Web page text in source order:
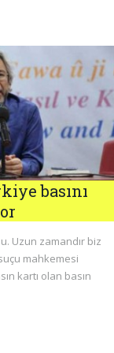
basını
Uzun zamandır biz
mahkemesi
kartı olan basın